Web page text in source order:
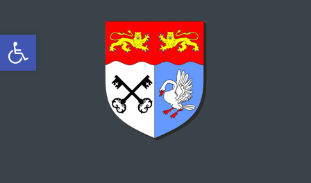
Ouvrir la barre d’outils